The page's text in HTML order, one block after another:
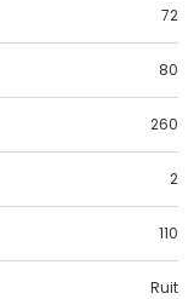
72
80
260
2
110
Ruit